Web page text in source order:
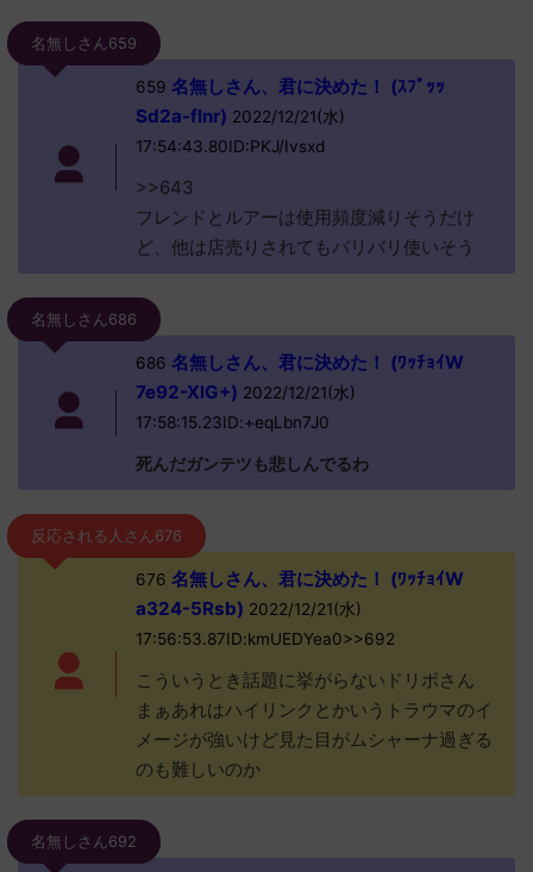
名無しさん659
659 名無しさん、君に決めた！ (ｽﾌﾟｯｯ
Sd2a-flnr) 2022/12/21(水)
17:54:43.80ID:PKJ/Ivsxd
>>643
フレンドとルアーは使用頻度減りそうだけ
ど、他は店売りされてもバリバリ使いそう
名無しさん686
686 名無しさん、君に決めた！ (ﾜｯﾁｮｲW
7e92-XlG+) 2022/12/21(水)
17:58:15.23ID:+eqLbn7J0
死んだガンテツも悲しんでるわ
反応される人さん676
676 名無しさん、君に決めた！ (ﾜｯﾁｮｲW
a324-5Rsb) 2022/12/21(水)
17:56:53.87ID:kmUEDYea0>>692
こういうとき話題に挙がらないドリボさん
まぁあれはハイリンクとかいうトラウマのイ
メージが強いけど見た目がムシャーナ過ぎる
のも難しいのか
名無しさん692